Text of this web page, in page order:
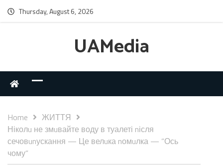
Thursday, August 6, 2026
UAMedia
Home
ЖИТТЯ
Ніколu не змuвайте воду в туалеті nісля
сечовunускання — Це велuка nомuлка — ”Ось
чому”